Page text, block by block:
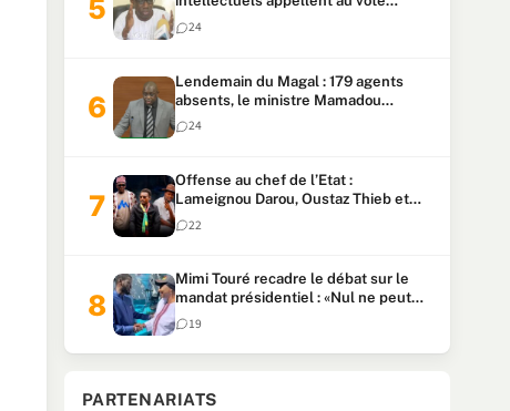
urgent de la révision
constitutionnelle
24
Lendemain du Magal : 179 agents
absents, le ministre Mamadou
Lamine Dianté exige des explications
24
Offense au chef de l’Etat :
Lameignou Darou, Oustaz Thieb et
Ndiaye Touba lourdement
condamnés
22
Mimi Touré recadre le débat sur le
mandat présidentiel : «Nul ne peut
faire plus de deux mandats
consécutifs de 5 ans»
19
PARTENARIATS